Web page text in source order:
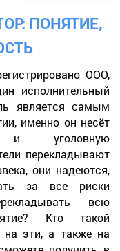
ПОНЯТИЕ,
ООО,
исполнительный
является самым
именно он несёт
и уголовную
перекладывают
они надеются,
за все риски
всю
Кто такой
на эти, а также на